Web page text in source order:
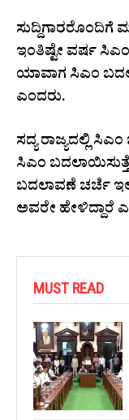
ಸುದ್ದಿಗಾರರೊಂದಿಗೆ
ಇಂತಿಷ್ಟೇ ವರ್ಷ
ಯಾವಾಗ ಸಿಎಂ
ಎಂದರು.
ಸದ್ಯ ರಾಜ್ಯದಲ್ಲಿ
ಸಿಎಂ
ಬದಲಾವಣೆ ಚರ್ಚೆ
ಅವರೇ ಹೇಳಿದ್ದಾರೆ
MUST READ